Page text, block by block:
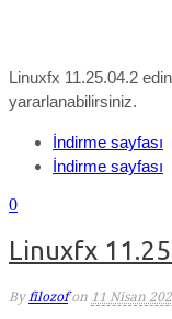
Linuxfx 11.25.04.2
yararlanabilirsiniz.
İndirme sayfası
İndirme sayfası
0
Linuxfx
By filozof on 11 Nisan